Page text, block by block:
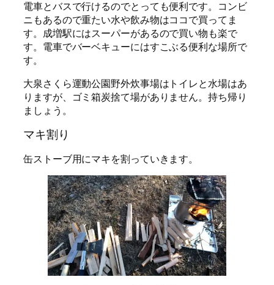
電車とバスで行けるのでとっても便利です。コンビ
ニもあるので重たい水や飲み物はココで買ってま
す。成増駅にはスーパーがあるので買い物も楽で
す。電車でバーベキューにはすこぶる便利な場所で
す。
大泉さくら運動公園野外炊事場はトイレと水場はあ
りますが、ゴミ箱炭捨て場がありません。持ち帰り
ましょう。
マキ割り
缶ストーブ用にマキを割っていきます。